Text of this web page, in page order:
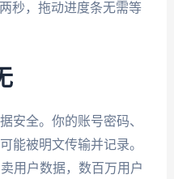
秒，拖动进度条无需等
安全。你的账号密码、
能被明文传输并记录。
用户数据，数百万用户